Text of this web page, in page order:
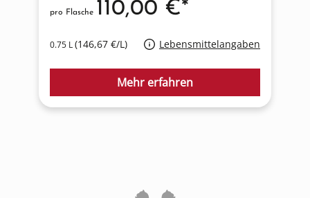
0.75 L(146,67 €/L) Lebensmittelangaben
pro Flasche 110,00 €*
Mehr erfahren